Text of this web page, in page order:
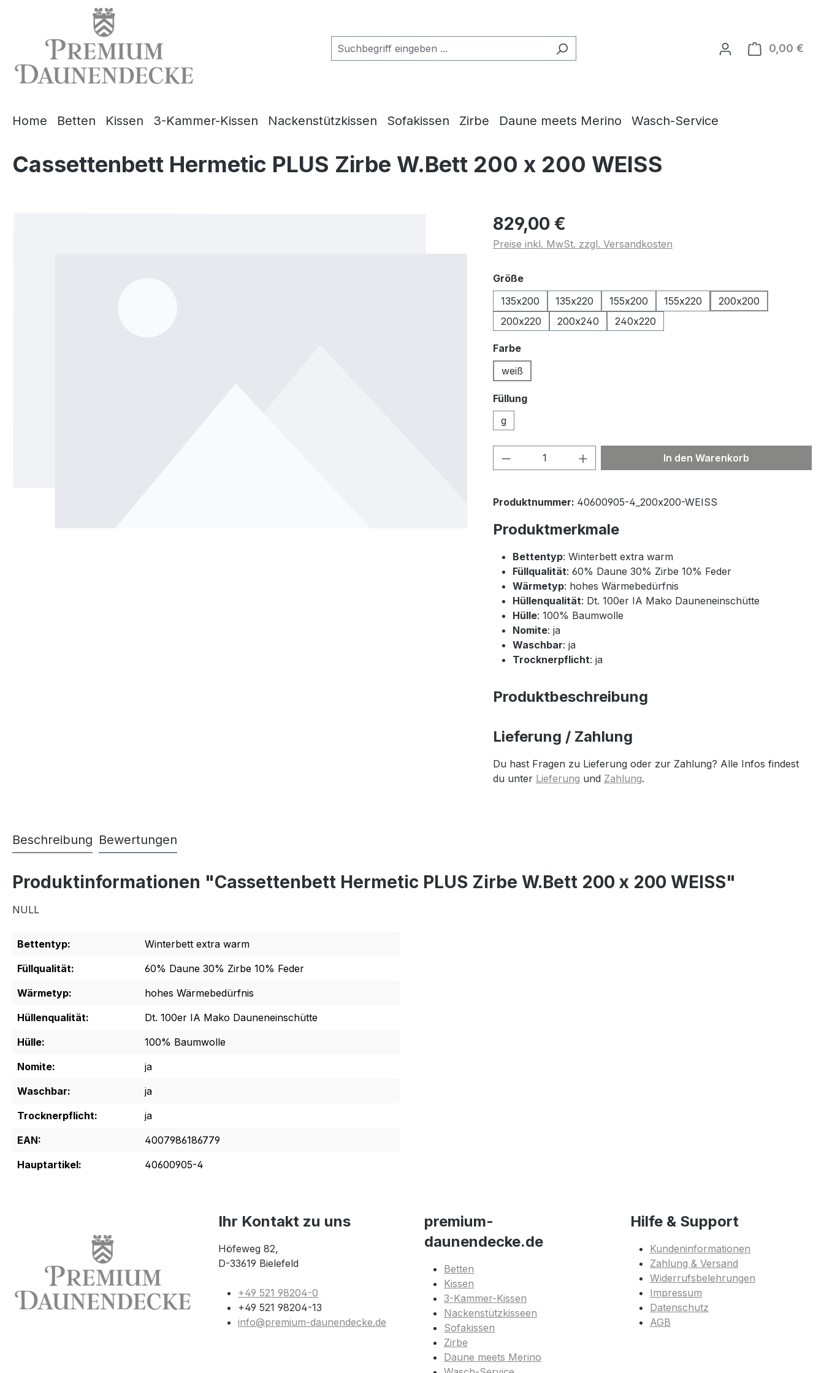
Zur Hauptnavigation springen
0,00 €
Home Betten Kissen 3-Kammer-Kissen Nackenstützkissen Sofakissen Zirbe Daune meets Merino Wasch-Service
Cassettenbett Hermetic PLUS Zirbe W.Bett 200 x 200 WEISS
829,00 €
Preise inkl. MwSt. zzgl. Versandkosten
Größeauswählen
135x200
135x220 155x200 155x220
200x200
200x220
200x240 240x220
Farbeauswählen
weiß
Füllung
g
Produkt Anzahl: Gib den gewünschten Wert
In den Warenkorb
Produktnummer: 40600905-4_200x200-WEISS
Produktmerkmale
Bettentyp: Winterbett extra warm
Füllqualität: 60% Daune 30% Zirbe 10% Feder
Wärmetyp: hohes Wärmebedürfnis
Hüllenqualität: Dt. 100er IA Mako Dauneneinschütte
Hülle: 100% Baumwolle
Nomite: ja
Waschbar: ja
Trocknerpflicht: ja
Produktbeschreibung
Lieferung / Zahlung
Du hast Fragen zu Lieferung oder zur Zahlung? Alle Infos findest
du unter Lieferung und Zahlung.
Beschreibung Bewertungen
Produktinformationen "Cassettenbett Hermetic PLUS Zirbe W.Bett 200 x 200 WEISS"
NULL
Bettentyp:
Winterbett extra warm
Füllqualität:
60% Daune 30% Zirbe 10% Feder
Wärmetyp:
hohes Wärmebedürfnis
Hüllenqualität:
Dt. 100er IA Mako Dauneneinschütte
Hülle:
100% Baumwolle
Nomite:
ja
Waschbar:
ja
Trocknerpflicht:
ja
EAN:
4007986186779
Hauptartikel:
40600905-4
Ihr Kontakt zu uns
Höfeweg 82,
D-33619 Bielefeld
+49 521 98204-0
+49 521 98204-13
info@premium-daunendecke.de
premium-
daunendecke.de
Betten
Kissen
3-Kammer-Kissen
Nackenstützkisseen
Sofakissen
Zirbe
Daune meets Merino
Hilfe & Support
Kundeninformationen
Zahlung & Versand
Widerrufsbelehrungen
Impressum
Datenschutz
AGB